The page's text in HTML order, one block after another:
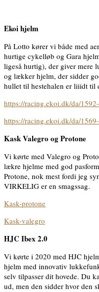
Ekoi hjelm
På Lotto kører vi både med
hurtige cykelløb og Gara
ligeså hurtig), der giver mere
og lækker hjelm, der sidder
hullet til hestehalen er liiidt til
https://racing.ekoi.dk/da/
https://racing.ekoi.dk/da/
Kask Valegro og Protone
Vi kørte med Valegro og
lækre hjelme med god
Protone, nok mest fordi jeg
VIRKELIG er en smagssag.
Kask-protone
Kask-valegro
HJC Ibex 2.0
Vi kørte i 2020 med HJC
hjelm med innovativ
selv tilpasser dit hovede. Du
ud, men den sidder hvor den